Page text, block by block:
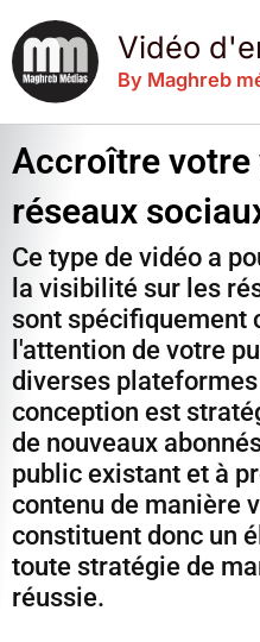
au
contenu
Vidéo
By Maghreb
Accroître
réseaux
Ce type de vidéo a
la visibilité sur les
sont spécifiquement
l'attention de votre
diverses
conception est
de nouveaux
public existant et à
contenu de manière
constituent donc un
toute stratégie de
réussie.